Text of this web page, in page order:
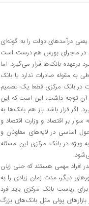
درآمد‌های دولت را به گونه‌ای
در ماجرای بورس هم درست است
برعهده بانک‌ها قرار می‌گیرد. اما
مقوله صادرات ندارد یا بانک
در بانک مرکزی قطعا یک تصمیم
به آن توجه داشت، این است که این
اگر قرار باشد باز هم بانک‌ها به
بر اقتصاد و وزارت اقتصاد و
اساسی در لایه‌های معاونان و
ویژه در بانک مرکزی این مسئله
افراد مهمی هستند که حتی زبان
دیگر، مدت زمان زیادی را به
ریاست بانک مرکزی باید فرد
پولی مثل بانک‌های بزرگ